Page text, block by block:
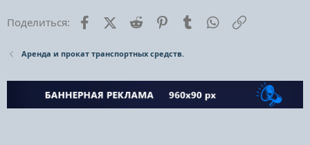
Поделиться: FacebookX (Twitter)
Reddit PinterestTumblr WhatsApp
Аренда и прокат транспортных средств.